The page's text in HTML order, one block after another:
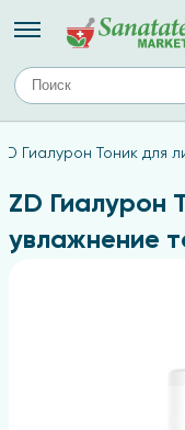
лица
Гиалурон Тоник для
ZD Гиалурон
увлажнение